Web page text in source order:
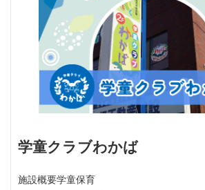
学童クラブわかば
施設概要学童保育